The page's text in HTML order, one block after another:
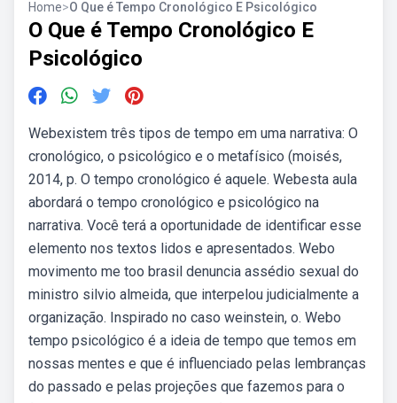
Home>O Que é Tempo Cronológico E Psicológico
O Que é Tempo Cronológico E
Psicológico
Webexistem três tipos de tempo em uma narrativa: O
cronológico, o psicológico e o metafísico (moisés,
2014, p. O tempo cronológico é aquele. Webesta aula
abordará o tempo cronológico e psicológico na
narrativa. Você terá a oportunidade de identificar esse
elemento nos textos lidos e apresentados. Webo
movimento me too brasil denuncia assédio sexual do
ministro silvio almeida, que interpelou judicialmente a
organização. Inspirado no caso weinstein, o. Webo
tempo psicológico é a ideia de tempo que temos em
nossas mentes e que é influenciado pelas lembranças
do passado e pelas projeções que fazemos para o